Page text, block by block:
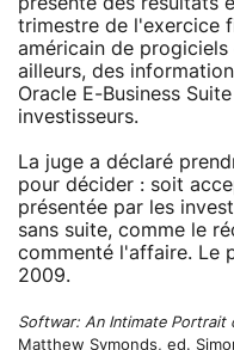
trimestre de l'exercice
américain de progiciels
ailleurs, des
Oracle E-Business
investisseurs.
La juge a déclaré
pour décider : soit
présentée par les
sans suite, comme le
commenté l'affaire. Le
2009.
Softwar: An Intimate Portrait
Matthew Symonds, ed.